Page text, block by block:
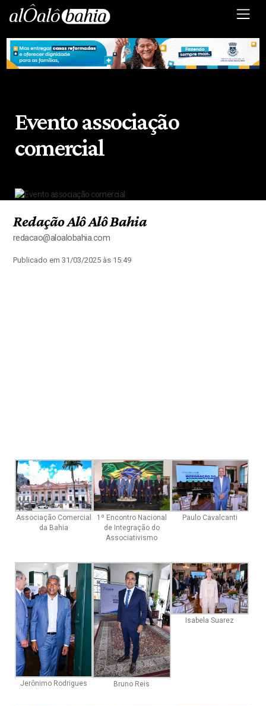
Evento associação
comercial
Redação Alô Alô Bahia
redacao@aloalobahia.com
Publicado em 31/03/2025 às 15:49
Associação Comercial
da Bahia
1º Encontro Nacional
de Integração do
Associativismo
Paulo Cavalcanti
Jerônimo Rodrigues Bruno Reis
Isabela Suarez